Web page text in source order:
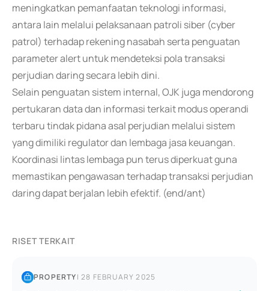
meningkatkan pemanfaatan teknologi informasi,
antara lain melalui pelaksanaan patroli siber (cyber
patrol) terhadap rekening nasabah serta penguatan
parameter alert untuk mendeteksi pola transaksi
perjudian daring secara lebih dini.
Selain penguatan sistem internal, OJK juga mendorong
pertukaran data dan informasi terkait modus operandi
terbaru tindak pidana asal perjudian melalui sistem
yang dimiliki regulator dan lembaga jasa keuangan.
Koordinasi lintas lembaga pun terus diperkuat guna
memastikan pengawasan terhadap transaksi perjudian
daring dapat berjalan lebih efektif. (end/ant)
RISET TERKAIT
PROPERTY|28 FEBRUARY 2025